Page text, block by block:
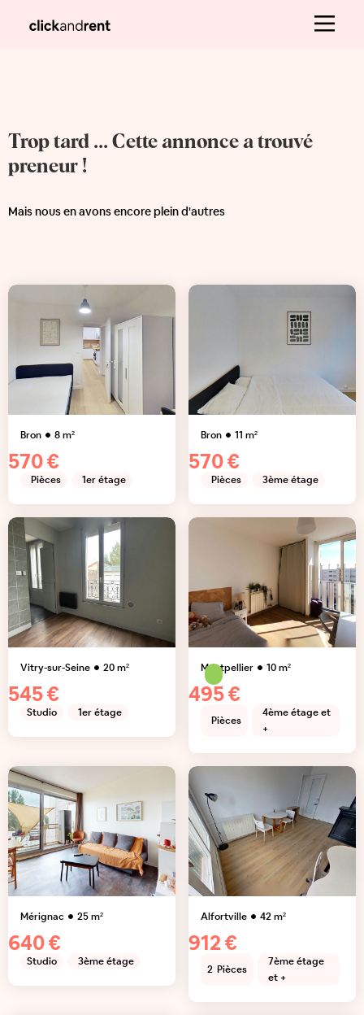
Trop tard ... Cette annonce a trouvé
preneur !
Mais nous en avons encore plein d'autres
Bron 8m²
570 €
Pièces 1er étage
Bron 11 m²
570 €
Pièces 3ème étage
Vitry-sur-Seine 20m²
545 €
Studio 1er étage
Montpellier 10m²
495 €
Pièces
4ème étage et
+
Mérignac 25m²
640 €
Studio 3ème étage
Alfortville 42m²
912 €
2 Pièces
7ème étage
et +